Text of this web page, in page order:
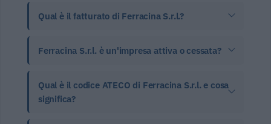
Qual è il fatturato di Ferracina S.r.l.?
Ferracina S.r.l. è un'impresa attiva o cessata?
Qual è il codice ATECO di Ferracina S.r.l. e cosa
significa?